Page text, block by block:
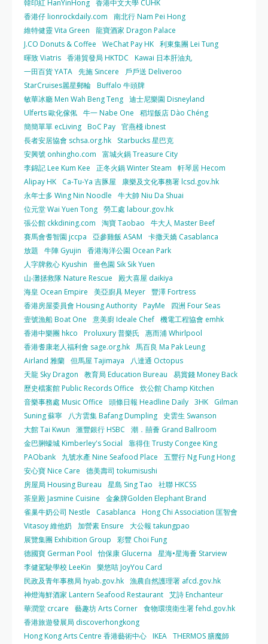
韓印紅 HanYinHong 香港中文大學 CUHK
香港仔 lionrockdaily.com
南北行 Nam Pei Hong
維特健靈 Vita Green
龍寶酒家 Dragon Palace
J.CO Donuts & Coffee
WeChat Pay HK 利東集團 Lei Tung
暉致 Viatris 香港貿發局 HKTDC
Kawai 日本肝油丸
一田百貨 YATA 先施 Sincere
戶戶送 Deliveroo
StarCruises麗星郵輪 Buffalo 牛頭牌
敏華冰廳 Men Wah Beng Teng 迪士尼樂園 Disneyland
Ulferts 歐化傢俬 牛一 Nabe One
稻埕飯店 Dào Chéng
簡簡單單 ecLiving BoC Pay 官燕棧 ibnest
長者安居協會 schsa.org.hk
Starbucks 星巴克
安興號 onhingho.com
富城火鍋 Treasure City
李錦記 Lee Kum Kee
正冬火鍋 Winter Steam
軒琴居 Hecom
Alipay HK
Ca-Tu-Ya 吉豚屋
康樂及文化事務署 lcsd.gov.hk
永年士多 Wing Nin Noodle
牛大帥 Niu Da Shuai
位元堂 Wai Yuen Tong 勞工處 labour.gov.hk
張公館 ckkdining.com
淘寶 Taobao
牛大人 Master Beef
賽馬會耆智園 jccpa
亞參雞飯 ASAM
卡撒天嬌 Casablanca
放題
牛陣 Gyujin
香港海洋公園 Ocean Park
人字牌救心 Kyushin
嗇色園 Sik Sik Yuen
山‧灘拯救隊 Nature Rescue
殿大喜屋 daikiya
海皇 Ocean Empire
美亞廚具 Meyer 豐澤 Fortress
香港房屋委員會 Housing Authority PayMe
四洲 Four Seas
壹號漁船 Boat One
意美廚 Ideale Chef 機電工程協會 emhk
香港中樂團 hkco
Proluxury 普樂氏
惠而浦 Whirlpool
香港耆康老人福利會 sage.org.hk 馬百良 Ma Pak Leung
Airland 雅蘭 但馬屋 Tajimaya
八達通 Octopus
天龍 Sky Dragon
教育局 Education Bureau
易賞錢 Money Back
歷史檔案館 Public Records Office
炊公館 Champ Kitchen
音樂事務處 Music Office
頭條日報 Headline Daily 3HK
Gilman
Suning 蘇寧
八方雲集 Bafang Dumpling
史雲生 Swanson
大館 Tai Kwun
滙豐銀行 HSBC
潮．囍薈 Grand Ballroom
金巴脷蠔城 Kimberley's Social
靠得住 Trusty Congee King
PAObank
九號水產 Nine Seafood Place
五豐行 Ng Fung Hong
安心寶 Nice Care
德美壽司 tokumisushi
房屋局 Housing Bureau
星島 Sing Tao
社聯 HKCSS
茶皇殿 Jasmine Cuisine
金象牌Golden Elephant Brand
雀巢牛奶公司 Nestle
Casablanca
Hong Chi Association 匡智會
Vitasoy 維他奶
加營素 Ensure
大公報 takungpao
展覽集團 Exhibition Group
彩豐 Choi Fung
德國寶 German Pool
怡保康 Glucerna
星海•星海薈 Starview
李健駕駛學校 LeeKin
樂悠咭 JoyYou Card
民政及青年事務局 hyab.gov.hk 漁農自然護理署 afcd.gov.hk
神燈海鮮酒家 Lantern Seafood Restaurant 艾詩 Enchanteur
華潤堂 crcare
藝趣坊 Arts Corner 食物環境衛生署 fehd.gov.hk
香港旅遊發展局 discoverhongkong
Hong Kong Arts Centre 香港藝術中心 IKEA THERMOS 膳魔師